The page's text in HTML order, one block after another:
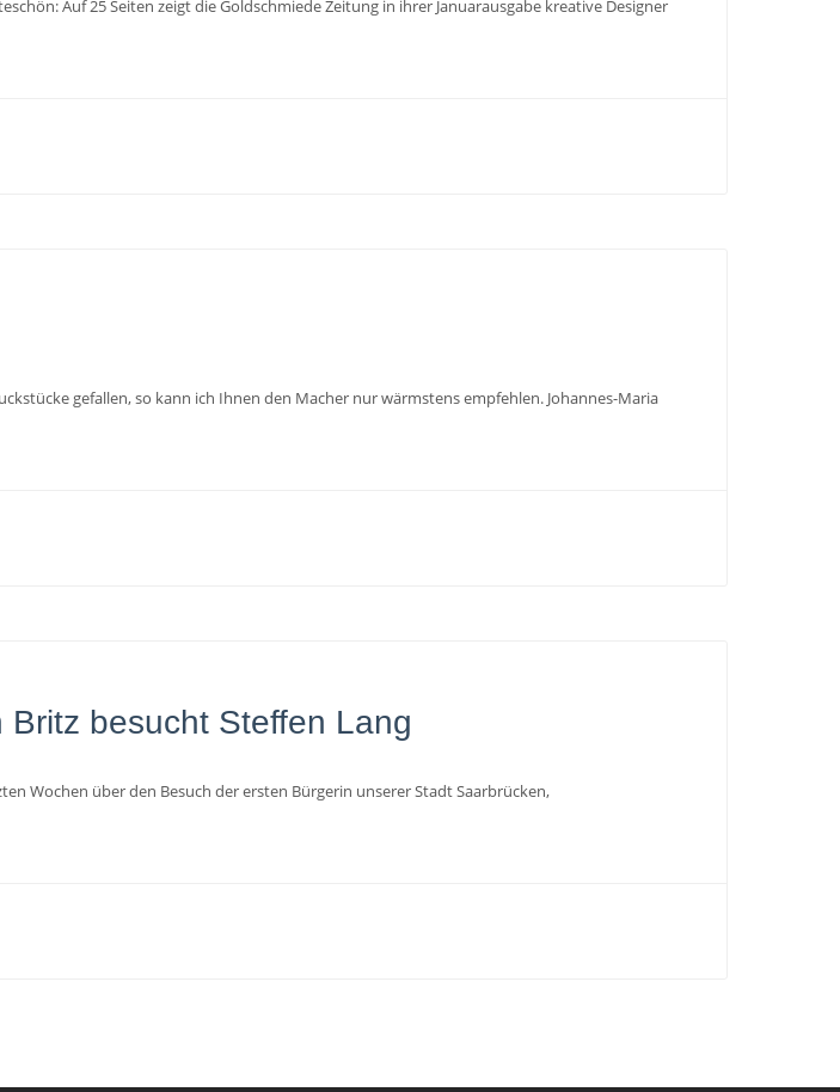
Auf 25 Seiten zeigt die Goldschmiede Zeitung in ihrer Januarausgabe kreative Designer
gefallen, so kann ich Ihnen den Macher nur wärmstens empfehlen. Johannes-Maria
besucht Steffen Lang
Wochen über den Besuch der ersten Bürgerin unserer Stadt Saarbrücken,